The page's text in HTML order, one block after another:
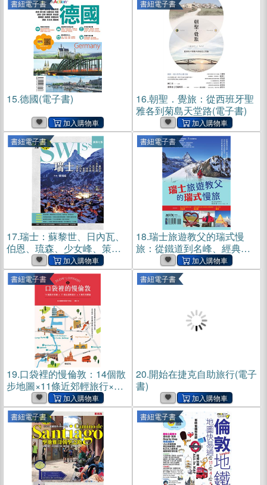
書紐電子書
15.德國(電子書)
書紐電子書
16.朝聖．覺旅：從西班牙聖
雅各到菊島天堂路(電子書)
書紐電子書
17.瑞士：蘇黎世、日內瓦、
伯恩、琉森、少女峰、策馬
特、貝林佐納、盧加諾(電子
書)
書紐電子書
18.瑞士旅遊教父的瑞式慢
旅：從鐵道到名峰、經典到
秘境，30年資深領隊發哥
×100趟實戰經驗，尋訪阿爾
卑斯山湖絕景(電子書)
書紐電子書
19.口袋裡的慢倫敦：14個散
步地圖×11條近郊輕旅行×8
種在地體驗(電子書)
書紐電子書
20.開始在捷克自助旅行(電子
書)
書紐電子書 書紐電子書